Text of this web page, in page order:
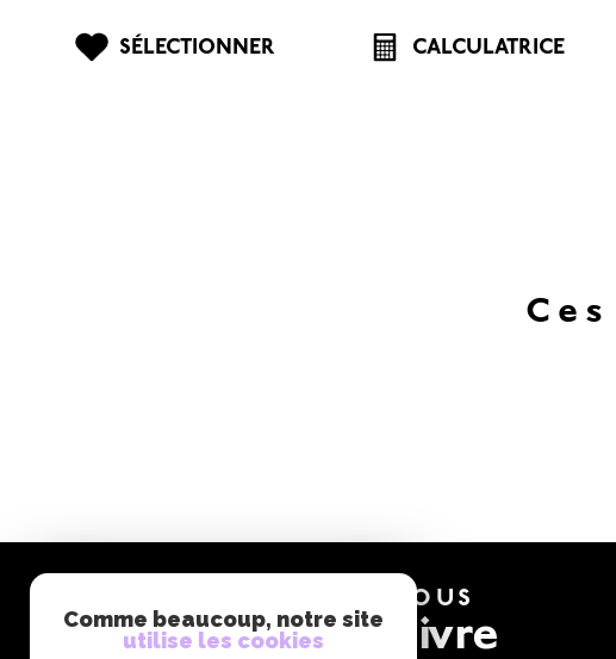
SÉLECTIONNER CALCULATRICE
NOUS
suivre
Comme beaucoup, notre site
utilise les cookies